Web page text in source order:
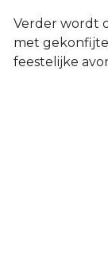
Verder wordt
met
feestelijke